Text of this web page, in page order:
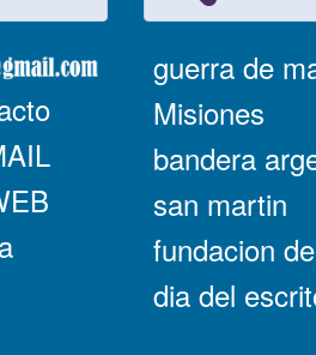
guerra de
Misiones
bandera
san martin
fundacion
dia del